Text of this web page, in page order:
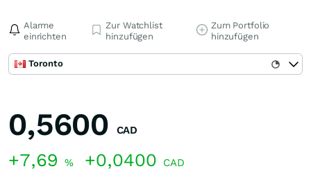
Alarme
einrichten
Zur Watchlist
hinzufügen
Zum Portfolio
hinzufügen
Toronto
0,5600 CAD
+7,69 % +0,0400 CAD